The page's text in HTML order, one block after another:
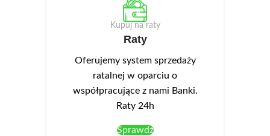
Kupuj na raty
Raty
Oferujemy system sprzedaży
ratalnej w oparciu o
współpracujące z nami Banki.
Raty 24h
Sprawdź